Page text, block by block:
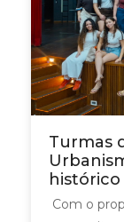
Turmas
Com o